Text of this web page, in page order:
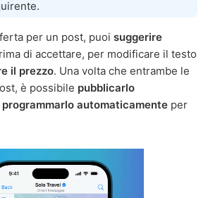
per un post, puoi suggerire
di accettare, per modificare il testo
il prezzo. Una volta che entrambe le
è possibile pubblicarlo
programmarlo automaticamente per